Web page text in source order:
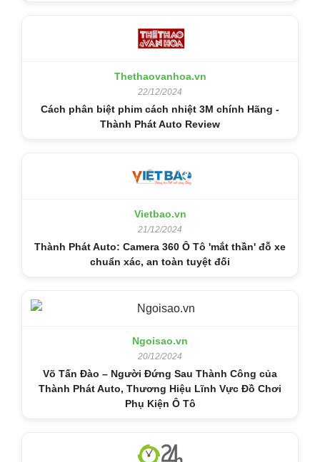
Thethaovanhoa.vn
22/12/2024
Cách phân biệt phim cách nhiệt 3M chính Hãng -
Thành Phát Auto Review
Vietbao.vn
21/12/2024
Thành Phát Auto: Camera 360 Ô Tô 'mắt thần' đỗ xe
chuẩn xác, an toàn tuyệt đối
Ngoisao.vn
20/12/2024
Võ Tấn Đào – Người Đứng Sau Thành Công của
Thành Phát Auto, Thương Hiệu Lĩnh Vực Đồ Chơi
Phụ Kiện Ô Tô